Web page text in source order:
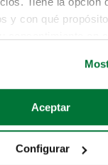
y con qué
quisiéramos:
sobre su
Aceptar
Configurar
el coche que
de estos
mano